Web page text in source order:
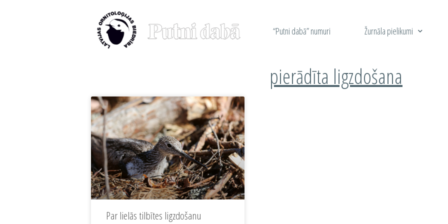
“Putni dabā” numuri Žurnāla pielikumi
pierādīta ligzdošana
Par lielās tilbītes ligzdošanu